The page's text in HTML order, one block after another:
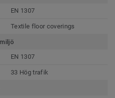
EN 1307
Textile floor coverings
EN 1307
33 Hög trafik